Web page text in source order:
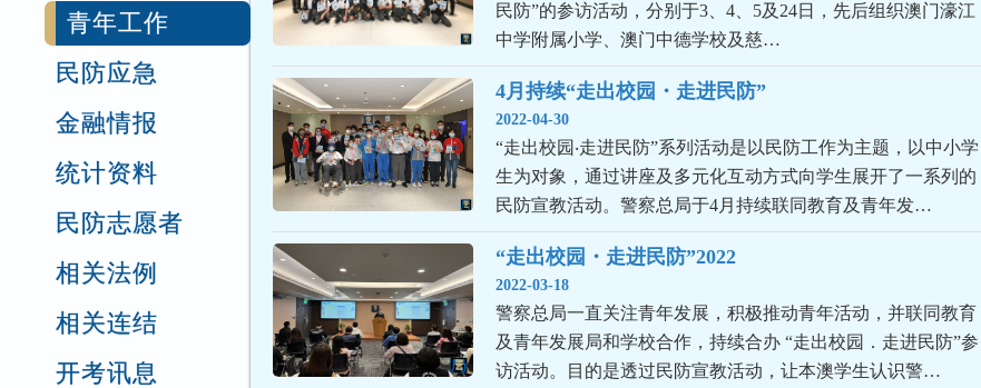
青年工作
民防应急
金融情报
统计资料
民防志愿者
相关法例
相关连结
开考讯息
民防”的参访活动，分别于3、4、5及24日，先后组织澳门濠江
中学附属小学、澳门中德学校及慈…
4月持续“走出校园・走进民防”
2022-04-30
“走出校园‧走进民防”系列活动是以民防工作为主题，以中小学
生为对象，通过讲座及多元化互动方式向学生展开了一系列的
民防宣教活动。警察总局于4月持续联同教育及青年发…
“走出校园・走进民防”2022
2022-03-18
警察总局一直关注青年发展，积极推动青年活动，并联同教育
及青年发展局和学校合作，持续合办 “走出校园．走进民防”参
访活动。目的是透过民防宣教活动，让本澳学生认识警…